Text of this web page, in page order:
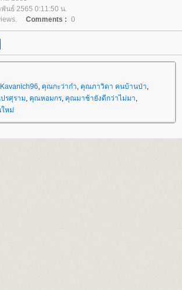
นธ์ 2565 0:11:50 น.
Comments : 0
, คุณกะว่าก๋า, คุณภาวิดา คนบ้านป่า,
รศุราม, คุณหอมกร, คุณมาช้ายังดีกว่าไม่มา,
หม่